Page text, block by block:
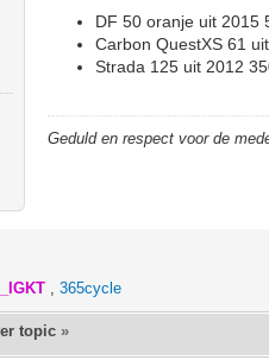
DF 50 oranje uit 2015
Carbon QuestXS 61
Strada 125 uit 2012
Geduld en respect voor de
,365cycle
topic »